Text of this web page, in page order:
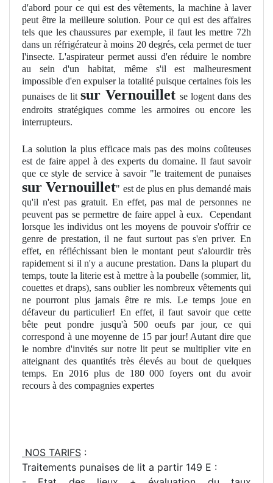
d'abord pour ce qui est des vêtements, la machine à laver
peut être la meilleure solution. Pour ce qui est des affaires
tels que les chaussures par exemple, il faut les mettre 72h
dans un réfrigérateur à moins 20 degrés, cela permet de tuer
l'insecte. L'aspirateur permet aussi d'en réduire le nombre
au sein d'un habitat, même s'il est malheuresment
impossible d'en expulser la totalité puisque certaines fois les
punaises de litsur Vernouillet se logent dans des
endroits stratégiques comme les armoires ou encore les
interrupteurs.
La solution la plus efficace mais pas des moins coûteuses
est de faire appel à des experts du domaine. Il faut savoir
que ce style de service à savoir "le traitement de punaises
sur Vernouillet" est de plus en plus demandé mais
qu'il n'est pas gratuit. En effet, pas mal de personnes ne
peuvent pas se permettre de faire appel à eux. Cependant
lorsque les individus ont les moyens de pouvoir s'offrir ce
genre de prestation, il ne faut surtout pas s'en priver. En
effet, en réfléchissant bien le montant peut s'alourdir très
rapidement si il n'y a aucune prestation. Dans la plupart du
temps, toute la literie est à mettre à la poubelle (sommier, lit,
couettes et draps), sans oublier les nombreux vêtements qui
ne pourront plus jamais être re mis. Le temps joue en
défaveur du particulier! En effet, il faut savoir que cette
bête peut pondre jusqu'à 500 oeufs par jour, ce qui
correspond à une moyenne de 15 par jour! Autant dire que
le nombre d'invités sur notre lit peut se multiplier vite en
atteignant des quantités très élevés au bout de quelques
temps. En 2016 plus de 180 000 foyers ont du avoir
recours à des compagnies expertes
NOS TARIFS :
Traitements punaises de lit a partir 149 E :